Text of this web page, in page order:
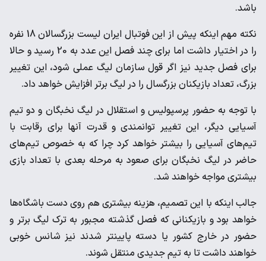
باشد.
نکته مهم اینکه پیش از این فوتبال ایران لیست بزرگسالان 18 نفره
را در اختیار داشت اما برای چند فصل این عدد به 20 رسید و حالا
برای فصل جدید نیز اگر قول سازمان لیگ عملی شود، این تغییر
بزرگ، تعداد بازیکنان بزرگسال را در لیگ برتر افزایش خواهد داد.
با توجه به حضور پرسپولیس و استقلال در لیگ نخبگان و دو تیم
آسیایی دیگر، این تغییر توانمندی و قدرت آنها برای رقابت با
تیم‌های آسیایی را بیشتر خواهد کرد چرا که به خصوص تیم‌های
حاضر در لیگ نخبگان برای صعود به مرحله بعدی با تعداد بازی
بیشتری مواجه خواهند شد.
جالب اینکه با این تصمیم، هزینه بیشتری هم روی دست باشگاه‌ها
خواهد بود و بازیکنانی که فصل گذشته مجبور به ترک لیگ برتر و
حضور در خارج کشور یا دسته پایینتر شدند نیز شانس خوبی
خواهند داشت تا به تیم جدیدی منتقل شوند.